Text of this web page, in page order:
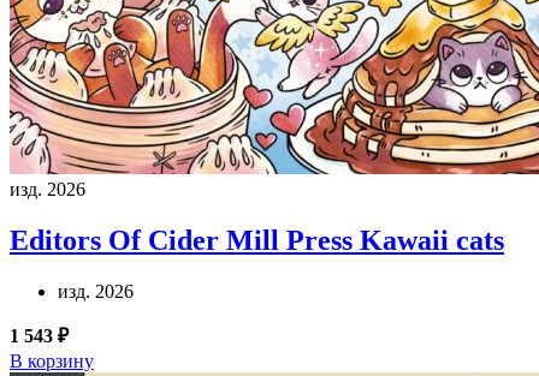
изд. 2026
Editors Of Cider Mill Press Kawaii cats
изд. 2026
1 543 ₽
В корзину